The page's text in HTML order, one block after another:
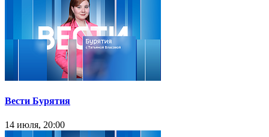
Вести Бурятия
14 июля, 20:00